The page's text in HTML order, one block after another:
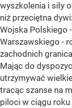
wyszkolenia i siły
niż przeciętna
Wojska Polskiego
Warszawskiego -
zachodnich
Mając do
utrzymywać
tracąc szanse na
piloci w ciągu